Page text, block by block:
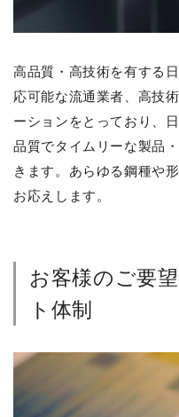
高品質・高技術を有する
応可能な流通業者、高技
ーションをとっており、
品質でタイムリーな製品
きます。あらゆる鋼種や
お応えします。
お客様のご要
ト体制